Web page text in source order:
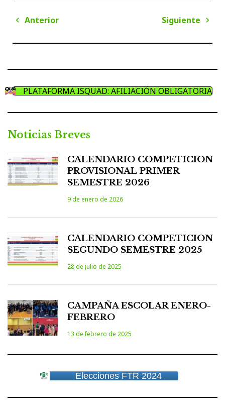
Navegación
entradas
Anterior
Siguiente
PLATAFORMA ISQUAD: AFILIACIÓN OBLIGATORIA
Noticias Breves
CALENDARIO COMPETICION
PROVISIONAL PRIMER
SEMESTRE 2026
9 de enero de 2026
CALENDARIO COMPETICION
SEGUNDO SEMESTRE 2025
28 de julio de 2025
CAMPAÑA ESCOLAR ENERO-
FEBRERO
13 de febrero de 2025
Elecciones FTR 2024